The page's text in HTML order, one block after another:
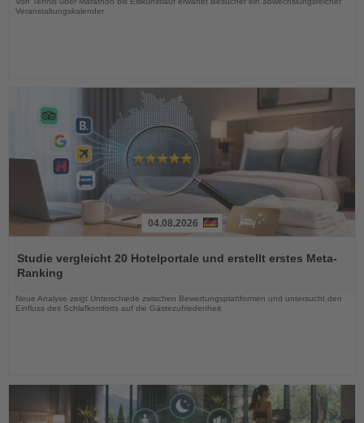
Veranstaltungskalender
Sie
die
Nachrichten
04.08.2026
Studie vergleicht 20 Hotelportale und erstellt erstes Meta-
Ranking
Neue Analyse zeigt Unterschiede zwischen Bewertungsplattformen und untersucht den
Einfluss des Schlafkomforts auf die Gästezufriedenheit